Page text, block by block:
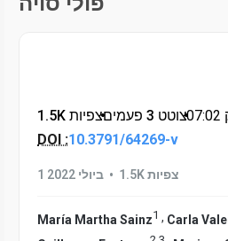
1.5K צפיות• צוטט 3 פעמים•07:02
DOI :10.3791/64269-v
1 ביולי 2022 • 1.5K צפיות
María Martha Sainz1 , Carla